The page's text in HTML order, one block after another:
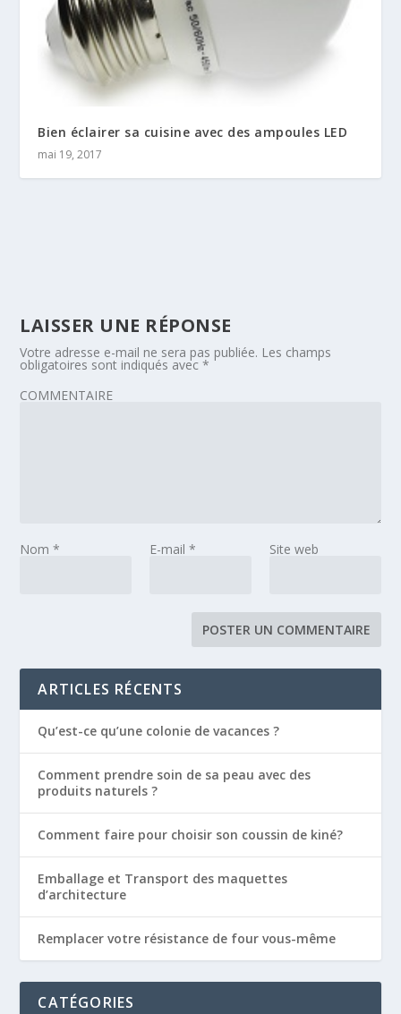
Bien éclairer sa cuisine avec des ampoules LED
mai 19, 2017
LAISSER UNE RÉPONSE
Votre adresse e-mail ne sera pas publiée. Les champs
obligatoires sont indiqués avec*
COMMENTAIRE
Nom* E-mail * Site web
ARTICLES RÉCENTS
Qu’est-ce qu’une colonie de vacances ?
Comment prendre soin de sa peau avec des
produits naturels ?
Comment faire pour choisir son coussin de kiné?
Emballage et Transport des maquettes
d’architecture
Remplacer votre résistance de four vous-même
CATÉGORIES